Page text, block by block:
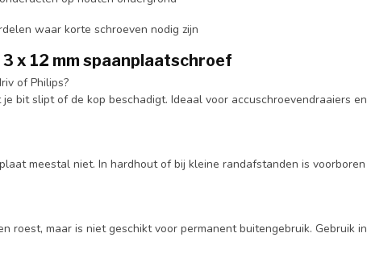
waar korte schroeven nodig zijn
x 12 mm spaanplaatschroef
of Philips?
bit slipt of de kop beschadigt. Ideaal voor accuschroevendraaiers en
meestal niet. In hardhout of bij kleine randafstanden is voorboren
roest, maar is niet geschikt voor permanent buitengebruik. Gebruik in